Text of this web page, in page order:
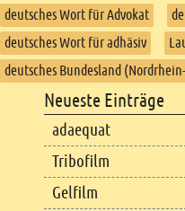
deutsches Wort für Advokat
deutsches Wort für adhäsiv
deutsches Bundesland
Footer content
Neueste Einträge
adaequat
Tribofilm
Gelfilm